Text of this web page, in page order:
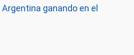
ganando en el